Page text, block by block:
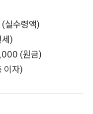
수령액)
)
(원금)
이자)